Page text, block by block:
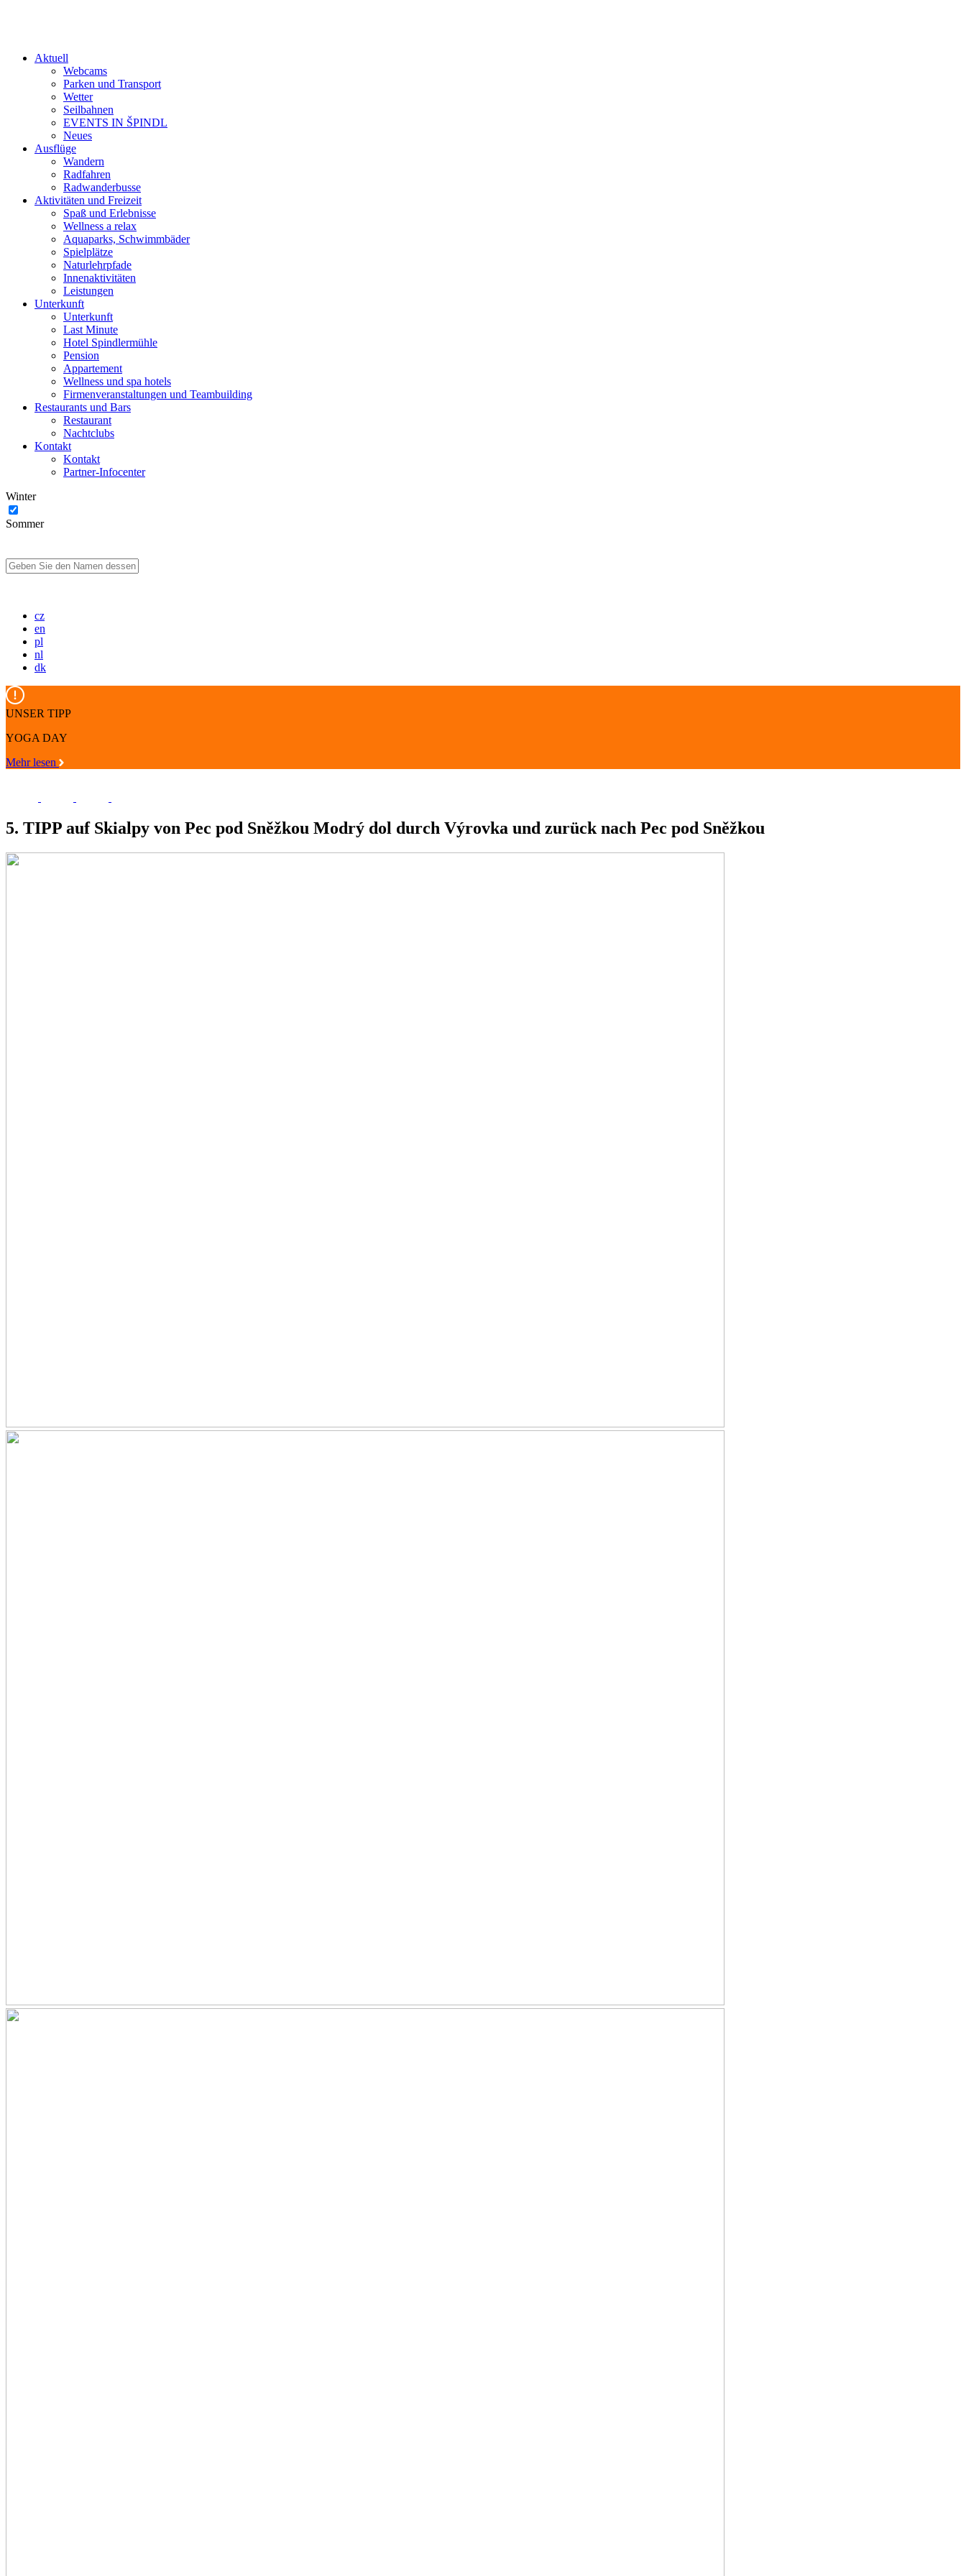
Aktuell
Webcams
Parken und Transport
Wetter
Seilbahnen
EVENTS IN ŠPINDL
Neues
Ausflüge
Wandern
Radfahren
Radwanderbusse
Aktivitäten und Freizeit
Spaß und Erlebnisse
Wellness a relax
Aquaparks, Schwimmbäder
Spielplätze
Naturlehrpfade
Innenaktivitäten
Leistungen
Unterkunft
Unterkunft
Last Minute
Hotel Spindlermühle
Pension
Appartement
Wellness und spa hotels
Firmenveranstaltungen und Teambuilding
Restaurants und Bars
Restaurant
Nachtclubs
Kontakt
Kontakt
Partner-Infocenter
Winter
Sommer
cz
en
pl
nl
dk
UNSER TIPP
YOGA DAY
Mehr lesen
5. TIPP auf Skialpy von Pec pod Sněžkou Modrý dol durch Výrovka und zurück nach Pec pod Sněžkou